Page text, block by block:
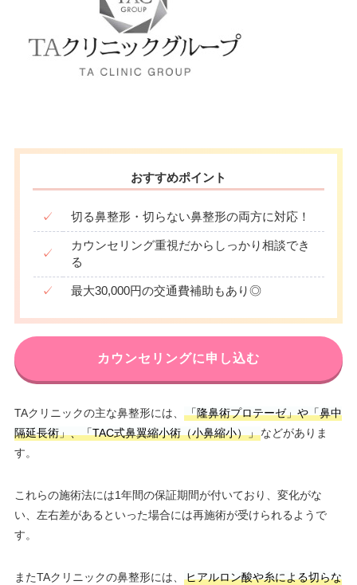
おすすめポイント
✓ 切る鼻整形・切らない鼻整形の両方に対応！
✓
カウンセリング重視だからしっかり相談でき
る
✓ 最大30,000円の交通費補助もあり◎
カウンセリングに申し込む
TAクリニックの主な鼻整形には、
「隆鼻術プロテーゼ」や「鼻中
隔延長術」、「TAC式鼻翼縮小術（小鼻縮小）」などがありま
す。
これらの施術法には1年間の保証期間が付いており、変化がな
い、左右差があるといった場合には再施術が受けられるようで
す。
またTAクリニックの鼻整形には、
ヒアルロン酸や糸による切らな